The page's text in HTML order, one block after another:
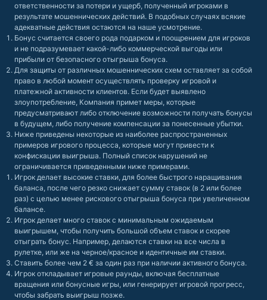
ответственности за потери и ущерб, полученный игроками в
результате мошеннических действий. В подобных случаях всякие
адекватные действия остаются на наше усмотрение.
Бонус считается своего рода подарком и поощрением для игроков
и не подразумевает какой-либо коммерческой выгоды или
прибыли от безопасного отыгрыша бонуса.
Для защиты от различных мошеннических схем оставляет за собой
право в любой момент осуществлять проверку игровой и
платежной активности клиентов. Если будет выявлено
злоупотребление, Компания примет меры, которые
предусматривают либо отключение возможности получать бонусы
в будущем, либо получение компенсации за понесенные убытки.
Ниже приведены некоторые из наиболее распространенных
примеров игрового процесса, которые могут привести к
конфискации выигрыша. Полный список нарушений не
ограничивается приведенными ниже примерами.
Игрок делает высокие ставки, для более быстрого наращивания
баланса, после чего резко снижает сумму ставок (в 2 или более
раз) с целью менее рискового отыгрыша бонуса при увеличенном
балансе.
Игрок делает много ставок с минимальным ожидаемым
выигрышем, чтобы получить большой объем ставок и скорее
отыграть бонус. Например, делаются ставки на все числа в
рулетке, или же на черное/красное и идентичные им ставки.
Ставить более чем 2 € за один раз при наличии активного бонуса.
Игрок откладывает игровые раунды, включая бесплатные
вращения или бонусные игры, или генерирует игровой прогресс,
чтобы забрать выигрыш позже.